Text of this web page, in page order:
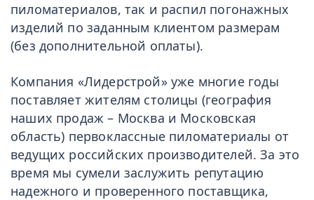
пиломатериалов, так и распил погонажных
изделий по заданным клиентом размерам
(без дополнительной оплаты).
Компания «Лидерстрой» уже многие годы
поставляет жителям столицы (география
наших продаж – Москва и Московская
область) первоклассные пиломатериалы от
ведущих российских производителей. За это
время мы сумели заслужить репутацию
надежного и проверенного поставщика,